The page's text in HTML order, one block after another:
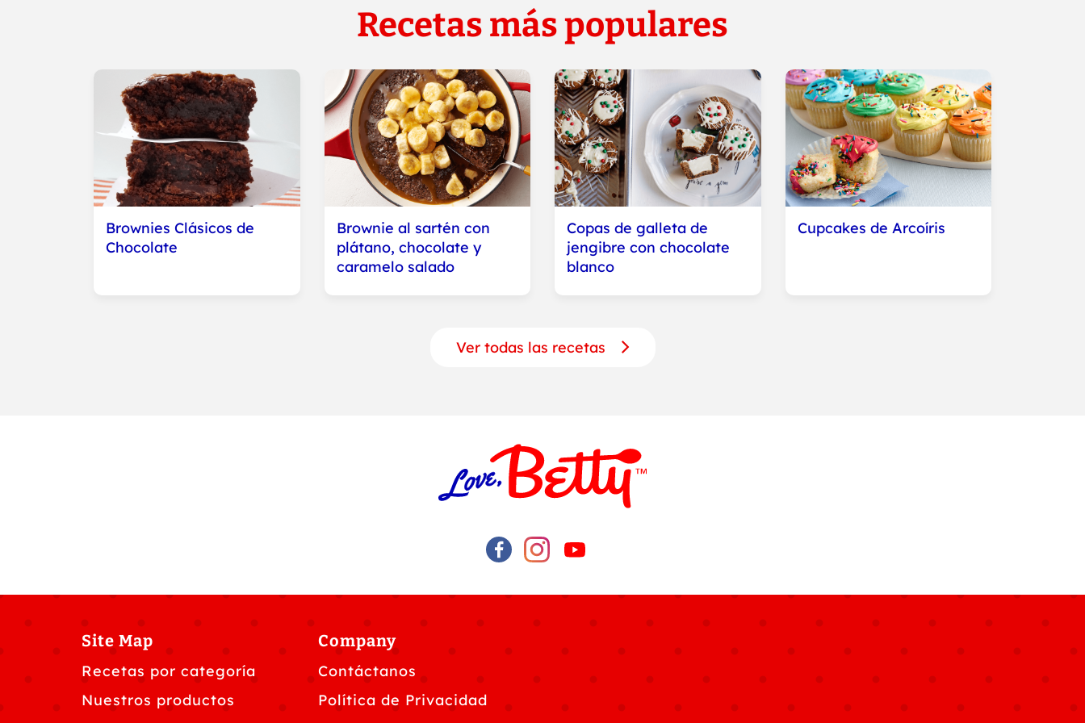
Recetas más populares
Brownies Clásicos de
Chocolate
Brownie al sartén con
plátano, chocolate y
caramelo salado
Copas de galleta de
jengibre con chocolate
blanco
Cupcakes de Arcoíris
Ver todas las recetas
Site Map
Recetas por categoría
Nuestros productos
Company
Contáctanos
Política de Privacidad